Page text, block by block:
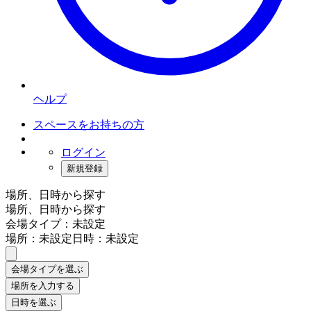
ヘルプ
スペースをお持ちの方
ログイン
新規登録
場所、日時から探す
場所、日時から探す
会場タイプ：未設定
場所：未設定日時：未設定
会場タイプを選ぶ
場所を入力する
日時を選ぶ